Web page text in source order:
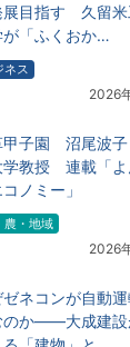
展目指す 久留米
が「ふくおか…
ネス
2026
甲子園 沼尾波子
学教授 連載「よ
コノミー」
農・地域
2026
ゼネコンが自動運
のか――大成建設